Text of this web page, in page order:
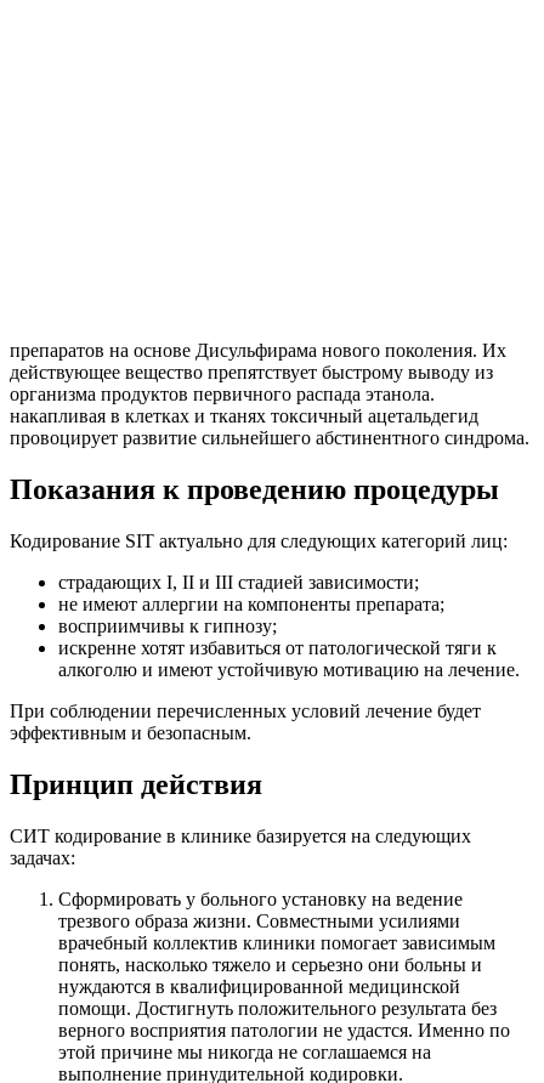
препаратов на основе Дисульфирама нового поколения. Их
действующее вещество препятствует быстрому выводу из
организма продуктов первичного распада этанола.
накапливая в клетках и тканях токсичный ацетальдегид
провоцирует развитие сильнейшего абстинентного синдрома.
Показания к проведению процедуры
Кодирование SIT актуально для следующих категорий лиц:
страдающих I, II и III стадией зависимости;
не имеют аллергии на компоненты препарата;
восприимчивы к гипнозу;
искренне хотят избавиться от патологической тяги к
алкоголю и имеют устойчивую мотивацию на лечение.
При соблюдении перечисленных условий лечение будет
эффективным и безопасным.
Принцип действия
СИТ кодирование в клинике базируется на следующих
задачах:
Сформировать у больного установку на ведение
трезвого образа жизни. Совместными усилиями
врачебный коллектив клиники помогает зависимым
понять, насколько тяжело и серьезно они больны и
нуждаются в квалифицированной медицинской
помощи. Достигнуть положительного результата без
верного восприятия патологии не удастся. Именно по
этой причине мы никогда не соглашаемся на
выполнение принудительной кодировки.